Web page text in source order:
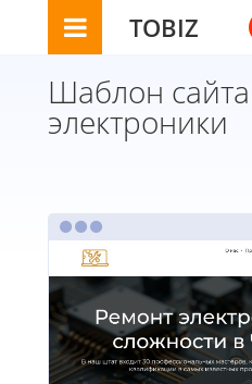
TOBIZ
Шаблон
электроники